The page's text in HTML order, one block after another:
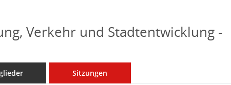
Verkehr und Stadtentwicklung -
Sitzungen